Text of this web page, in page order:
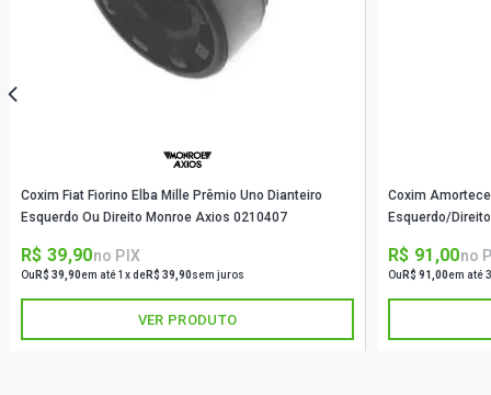
Coxim Fiat Fiorino Elba Mille Prêmio Uno Dianteiro
Esquerdo Ou Direito Monroe Axios 0210407
R$ 39,90no PIX
Ou R$ 39,90em até 1x deR$ 39,90sem juros
VER PRODUTO
Coxim
Esquerdo/
R$ 91,00no
Ou R$ 91,00em até